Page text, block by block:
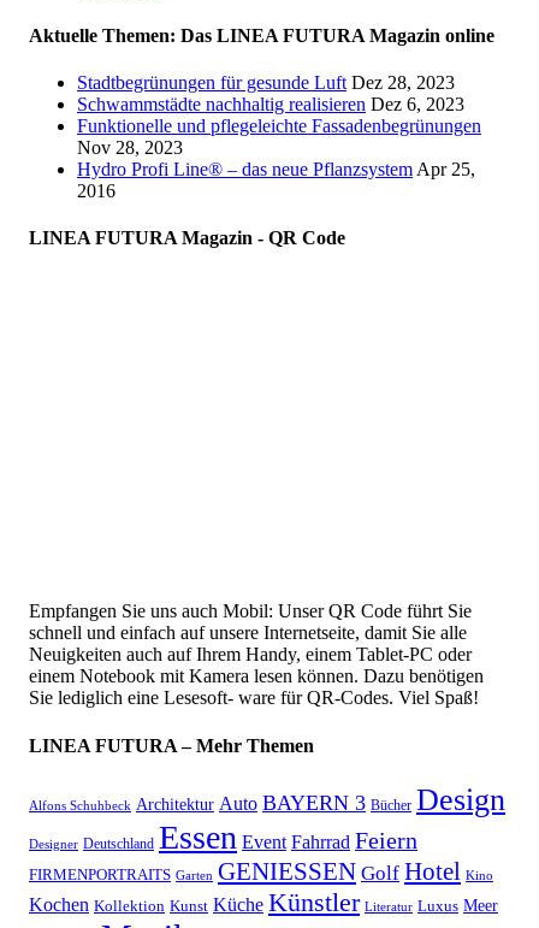
Aktuelle Themen: Das LINEA FUTURA Magazin online
Stadtbegrünungen für gesunde Luft Dez 28, 2023
Schwammstädte nachhaltig realisieren Dez 6, 2023
Funktionelle und pflegeleichte Fassadenbegrünungen
Nov 28, 2023
Hydro Profi Line® – das neue Pflanzsystem Apr 25,
2016
LINEA FUTURA Magazin - QR Code
Empfangen Sie uns auch Mobil: Unser QR Code führt Sie
schnell und einfach auf unsere Internetseite, damit Sie alle
Neuigkeiten auch auf Ihrem Handy, einem Tablet-PC oder
einem Notebook mit Kamera lesen können. Dazu benötigen
Sie lediglich eine Lesesoft- ware für QR-Codes. Viel Spaß!
LINEA FUTURA – Mehr Themen
Alfons Schuhbeck Architektur Auto BAYERN 3 Bücher Design
Designer Deutschland Essen Event Fahrrad Feiern
FIRMENPORTRAITS Garten GENIESSEN Golf Hotel Kino
Kochen Kollektion Kunst Küche Künstler Literatur Luxus Meer